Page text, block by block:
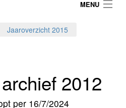
MENU
Jaaroverzicht 2015
2012
per 16/7/2024